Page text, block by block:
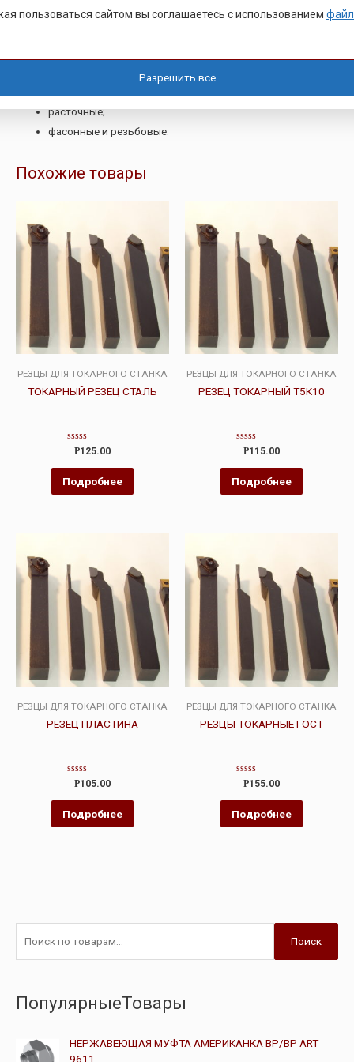
по их функциональному назначению и подразделяются на:
расточные;
фасонные и резьбовые.
Похожие товары
РЕЗЦЫ ДЛЯ ТОКАРНОГО СТАНКА
ТОКАРНЫЙ РЕЗЕЦ СТАЛЬ
Оценка
из
Р125.00
Подробнее
РЕЗЦЫ ДЛЯ ТОКАРНОГО СТАНКА
РЕЗЕЦ ТОКАРНЫЙ Т5К10
Оценка
из
Р115.00
Подробнее
РЕЗЦЫ ДЛЯ ТОКАРНОГО СТАНКА
РЕЗЕЦ ПЛАСТИНА
Оценка
из
Р105.00
Подробнее
РЕЗЦЫ ДЛЯ ТОКАРНОГО СТАНКА
РЕЗЦЫ ТОКАРНЫЕ ГОСТ
Оценка
из
Р155.00
Подробнее
Поиск
ПопулярныеТовары
НЕРЖАВЕЮЩАЯ МУФТА АМЕРИКАНКА ВР/ВР ART
9611
пользоваться сайтом вы соглашаетесь с использованием
Разрешить все